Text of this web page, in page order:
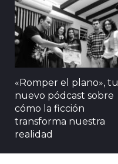
«Romper el plano», tu
nuevo pódcast sobre
cómo la ficción
transforma nuestra
realidad